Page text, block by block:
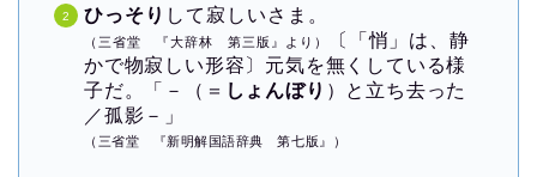
ひっそり して寂しいさま。
（三省堂 『大辞林 第三版』より）
〔「悄」は、静
かで物寂しい形容〕元気を無くしている様
子だ。「－（＝ しょんぼり ）と立ち去った
／孤影－」
（三省堂 『新明解国語辞典 第七版』）